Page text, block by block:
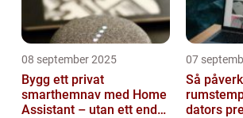
08 september 2025
Bygg ett privat
smarthemnav med Home
Assistant – utan ett enda
07
Så
dators